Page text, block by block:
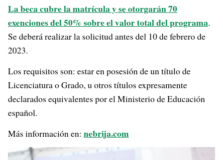
La beca cubre la matrícula y se otorgarán 70
exenciones del 50% sobre el valor total del programa.
Se deberá realizar la solicitud antes del 10 de febrero de
2023.
Los requisitos son: estar en posesión de un título de
Licenciatura o Grado, u otros títulos expresamente
declarados equivalentes por el Ministerio de Educación
español.
Más información en: nebrija.com